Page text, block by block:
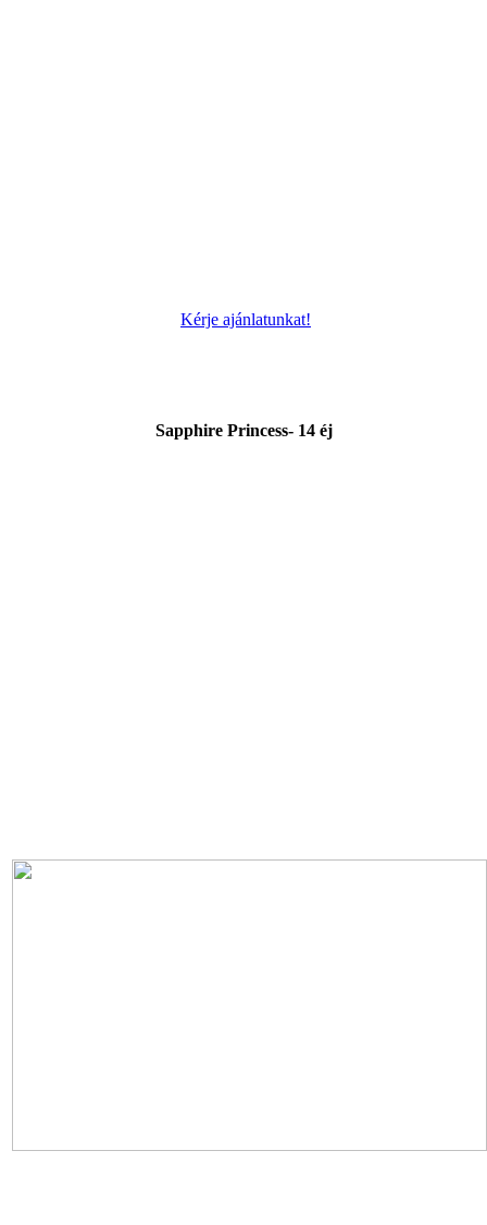
Kérje ajánlatunkat!
Sapphire Princess- 14 éj